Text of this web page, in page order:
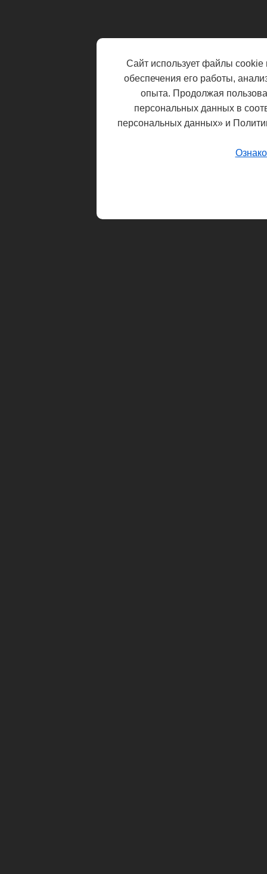
Сайт использует файлы cookie
обеспечения его работы,
опыта. Продолжая
персональных данных в
персональных данных» и